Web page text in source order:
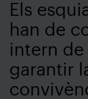
Els
han de
intern de
garantir